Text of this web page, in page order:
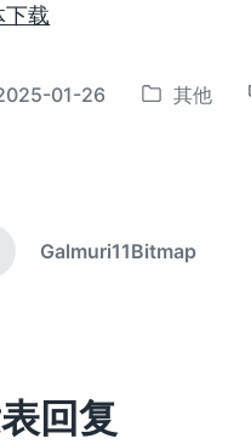
下载
01-26
发
其他
Galmuri11Bitmap
回复